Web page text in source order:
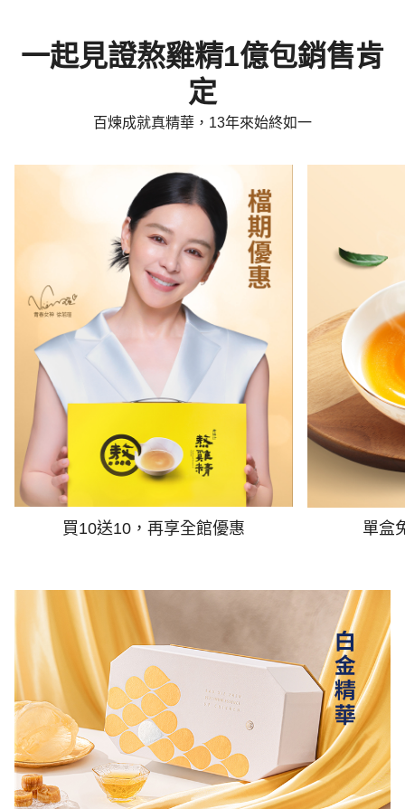
一起見證熬雞精1億包銷售肯
定
百煉成就真精華，13年來始終如一
買10送10，再享全館優惠 單盒